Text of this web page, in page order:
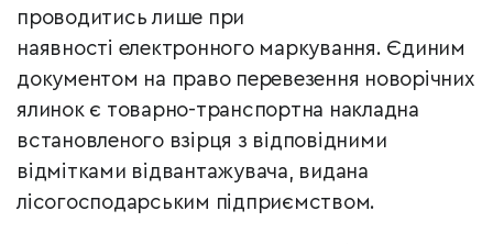
проводитись лише при
наявності електронного маркування. Єдиним
документом на право перевезення новорічних
ялинок є товарно-транспортна накладна
встановленого взірця з відповідними
відмітками відвантажувача, видана
лісогосподарським підприємством.